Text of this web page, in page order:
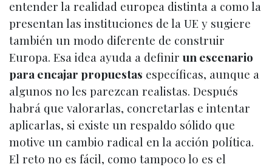
entender la realidad europea distinta a como la
presentan las instituciones de la UE y sugiere
también un modo diferente de construir
Europa. Esa idea ayuda a definir un escenario
para encajar propuestas específicas, aunque a
algunos no les parezcan realistas. Después
habrá que valorarlas, concretarlas e intentar
aplicarlas, si existe un respaldo sólido que
motive un cambio radical en la acción política.
El reto no es fácil, como tampoco lo es el